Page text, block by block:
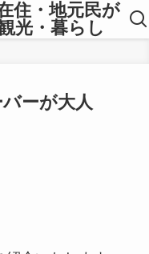
住・地元民が
光・暮らし
ーが大人